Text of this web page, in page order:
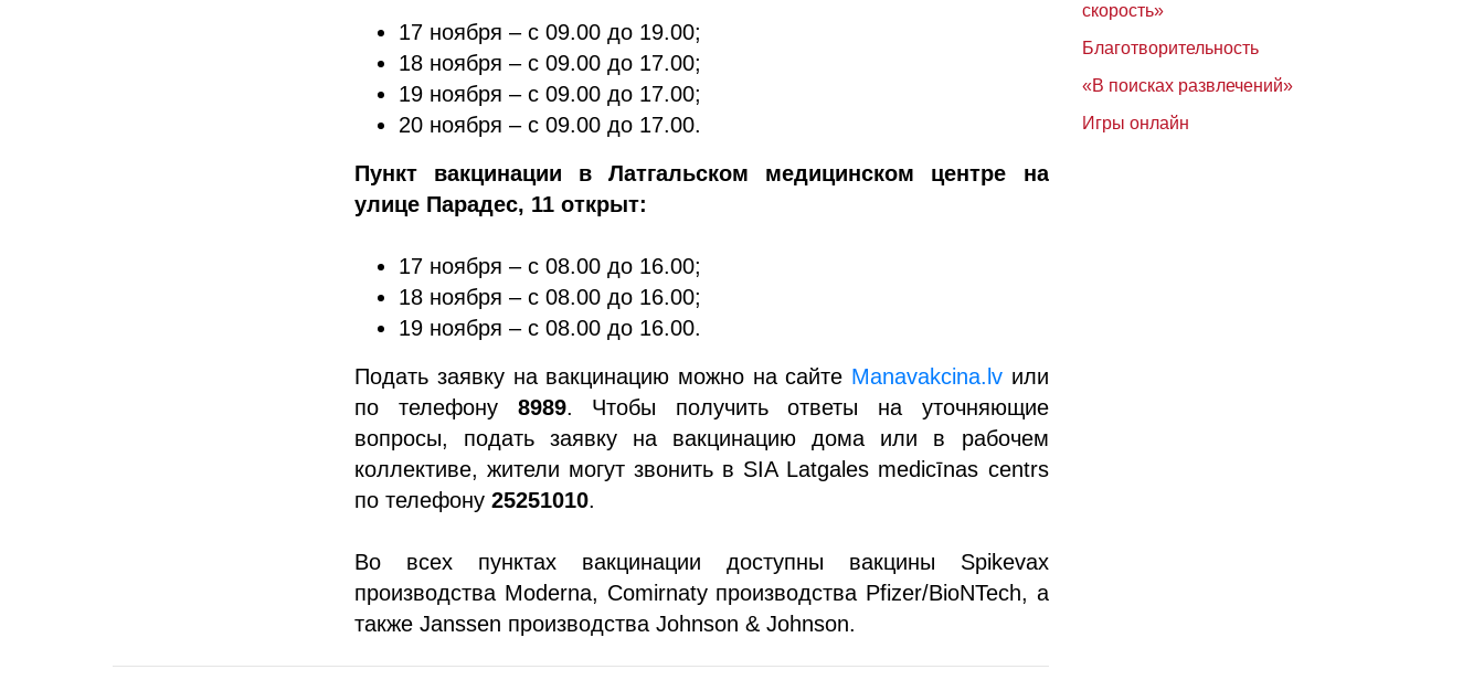
17 ноября – с 09.00 до 19.00;
18 ноября – с 09.00 до 17.00;
19 ноября – с 09.00 до 17.00;
20 ноября – с 09.00 до 17.00.
Пункт вакцинации в Латгальском медицинском центре на
улице Парадес, 11 открыт:
17 ноября – с 08.00 до 16.00;
18 ноября – с 08.00 до 16.00;
19 ноября – с 08.00 до 16.00.
Подать заявку на вакцинацию можно на сайте Manavakcina.lvили
по телефону 8989. Чтобы получить ответы на уточняющие
вопросы, подать заявку на вакцинацию дома или в рабочем
коллективе, жители могут звонить в SIA Latgales medicīnas centrs
по телефону25251010.
Во всех пунктах вакцинации доступны вакцины Spikevax
производства Moderna, Comirnaty производства Pfizer/BioNTech, а
также Janssen производства Johnson & Johnson.
скорость»
Благотворительность
«В поисках развлечений»
Игры онлайн